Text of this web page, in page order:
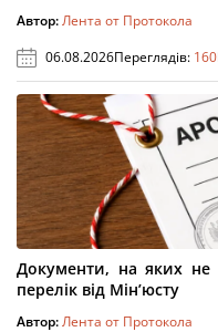
Автор:Лента от Протокола
06.08.2026Переглядів: 160
Документи, на яких не
перелік від Мін’юсту
Автор:Лента от Протокола